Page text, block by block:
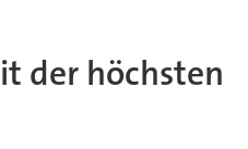
der höchsten